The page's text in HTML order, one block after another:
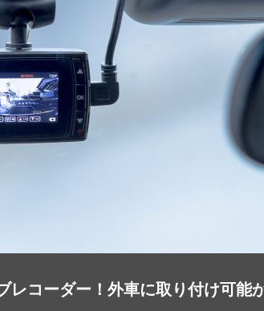
レコーダー！外車に取り付け可能